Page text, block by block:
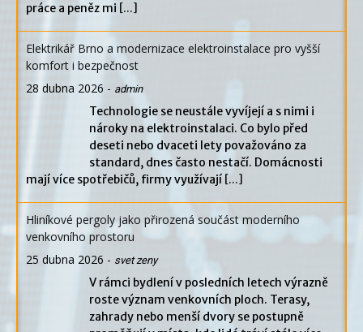
práce a peněz mi [...]
Elektrikář Brno a modernizace elektroinstalace pro vyšší
komfort i bezpečnost
28 dubna 2026 - admin
Technologie se neustále vyvíjejí a s nimi i
nároky na elektroinstalaci. Co bylo před
deseti nebo dvaceti lety považováno za
standard, dnes často nestačí. Domácnosti
mají více spotřebičů, firmy využívají [...]
Hliníkové pergoly jako přirozená součást moderního
venkovního prostoru
25 dubna 2026 - svet zeny
V rámci bydlení v posledních letech výrazně
roste význam venkovních ploch. Terasy,
zahrady nebo menší dvory se postupně